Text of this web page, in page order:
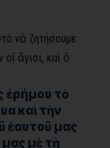
νὰ ζητήσουμε
ἅγιοι, καὶ ὁ
ἐρήμου τὸ
καὶ τὴν
ἑαυτοῦ μας
μας μὲ τὴ